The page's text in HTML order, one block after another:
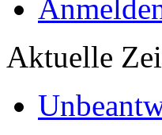
Aktuelle